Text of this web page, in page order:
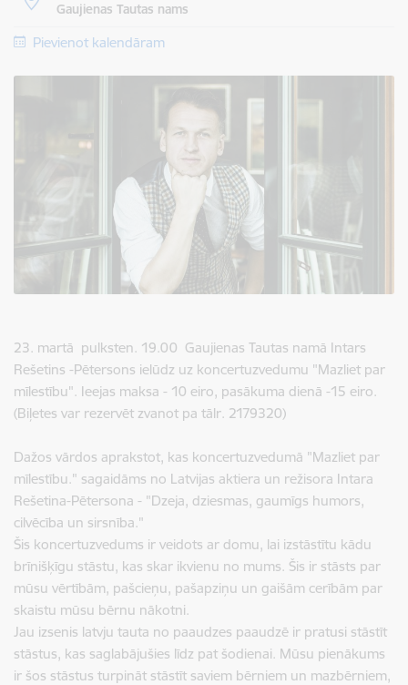
Gaujienas Tautas nams
Pievienot kalendāram
23. martā pulksten. 19.00 Gaujienas Tautas namā Intars
Rešetins -Pētersons ielūdz uz koncertuzvedumu "Mazliet par
mīlestību". Ieejas maksa - 10 eiro, pasākuma dienā -15 eiro.
(Biļetes var rezervēt zvanot pa tālr. 2179320)
Dažos vārdos aprakstot, kas koncertuzvedumā "Mazliet par
mīlestību." sagaidāms no Latvijas aktiera un režisora Intara
Rešetina-Pētersona - "Dzeja, dziesmas, gaumīgs humors,
cilvēcība un sirsnība."
Šis koncertuzvedums ir veidots ar domu, lai izstāstītu kādu
brīnišķīgu stāstu, kas skar ikvienu no mums. Šis ir stāsts par
mūsu vērtībām, pašcieņu, pašapziņu un gaišām cerībām par
skaistu mūsu bērnu nākotni.
Jau izsenis latvju tauta no paaudzes paaudzē ir pratusi stāstīt
stāstus, kas saglabājušies līdz pat šodienai. Mūsu pienākums
ir šos stāstus turpināt stāstīt saviem bērniem un mazbērniem,